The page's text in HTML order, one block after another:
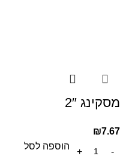
מסקינג 2″
₪7.67
הוספה לסל